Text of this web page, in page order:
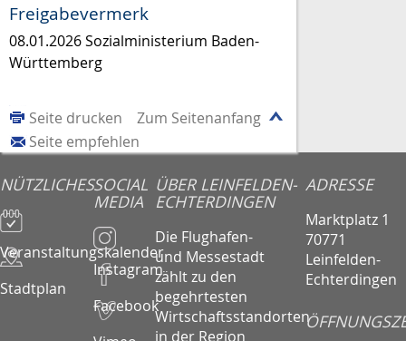
Freigabevermerk
08.01.2026Sozialministerium Baden-
Württemberg
Zum Seitenanfang
Seite drucken
Seite empfehlen
NÜTZLICHES
Veranstaltungskalender
Stadtplan
SOCIAL
MEDIA
Instagram
Facebook
ÜBER LEINFELDEN-
ECHTERDINGEN
Die Flughafen-
und Messestadt
zählt zu den
begehrtesten
Wirtschaftsstandorten
in der Region
ADRESSE
Marktplatz 1
70771
Leinfelden-
Echterdingen